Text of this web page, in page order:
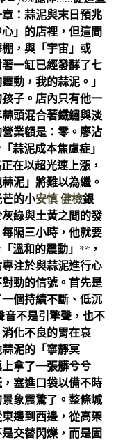
：蒜泥與末日預兆
」的店裡，但這間
，與「宇宙」或
一缸已經發酵了七
動，我的蒜泥。」
子。店內只有他一
頭混合著鐵鏽與淡
業額是：零。廖沾
蒜泥成本焦慮症」
在以超光速上漲，
泥」將難以為繼。
的小安慎 健檢銀
綠與土黃之間的發
隔三小時，他就要
溫和的震動」**，
注於與蒜泥進行心
勁的信號。首先是
個持續不斷、低沉
不是引擎聲，也不
化不良的胃在哀
泥的「寧靜冥
拿了一張髒兮兮
塞進口袋以備不時
象震驚了。整條城
邊到西邊，從高架
交替閃爍，而是固